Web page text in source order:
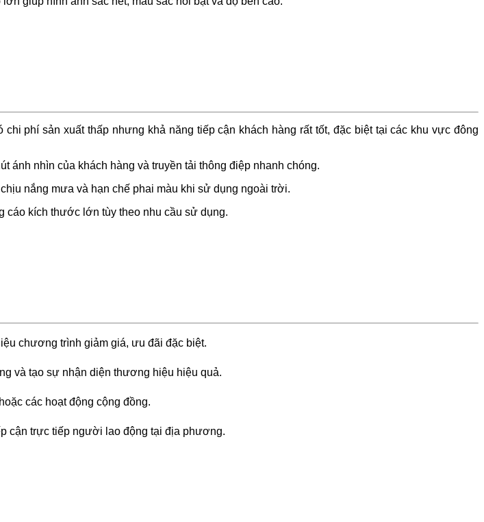
phí sản xuất thấp nhưng khả năng tiếp cận khách hàng rất tốt, đặc biệt tại các khu vực đông
ánh nhìn của khách hàng và truyền tải thông điệp nhanh chóng.
nắng mưa và hạn chế phai màu khi sử dụng ngoài trời.
cáo kích thước lớn tùy theo nhu cầu sử dụng.
chương trình giảm giá, ưu đãi đặc biệt.
và tạo sự nhận diện thương hiệu hiệu quả.
các hoạt động cộng đồng.
cận trực tiếp người lao động tại địa phương.